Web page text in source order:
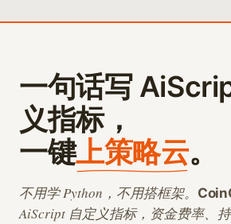
一句话写
义指标，
一键上策略云。
不用学 Python，不用搭框架。
AiScript 自定义指标，资金费率、